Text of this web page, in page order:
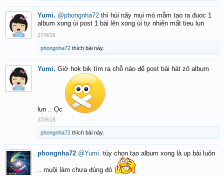
Yumi. @phongnha72 thì hùi nãy mụi mò mẫm tạo ra đuoc 1
album xong ùi post 1 bài lên xong ùi tự nhiên mất tieu lun
27/9/16
phongnha72 thích bài này.
Yumi. Giờ hok bik tìm ra chỗ nào để post bài hát zô album
lun .. Ọc
27/9/16
phongnha72 thích bài này.
phongnha72 @Yumi. tùy chọn tạo album xong là up bài luôn
.. muội làm chưa đúng đó